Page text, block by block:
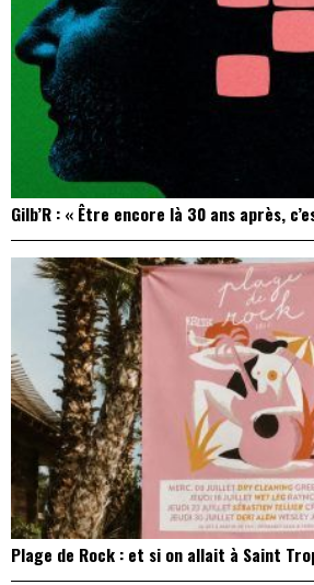
Gilb’R : « Être encore là 30 ans après,
Plage de Rock : et si on allait à Saint